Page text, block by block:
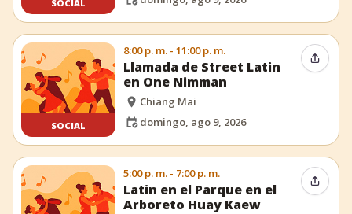
SOCIAL
SOCIAL
8:00 p. m. - 11:00 p. m.
Llamada de Street Latin
en One Nimman
Chiang Mai
domingo, ago 9, 2026
5:00 p. m. - 7:00 p. m.
Latin en el Parque en el
Arboreto Huay Kaew